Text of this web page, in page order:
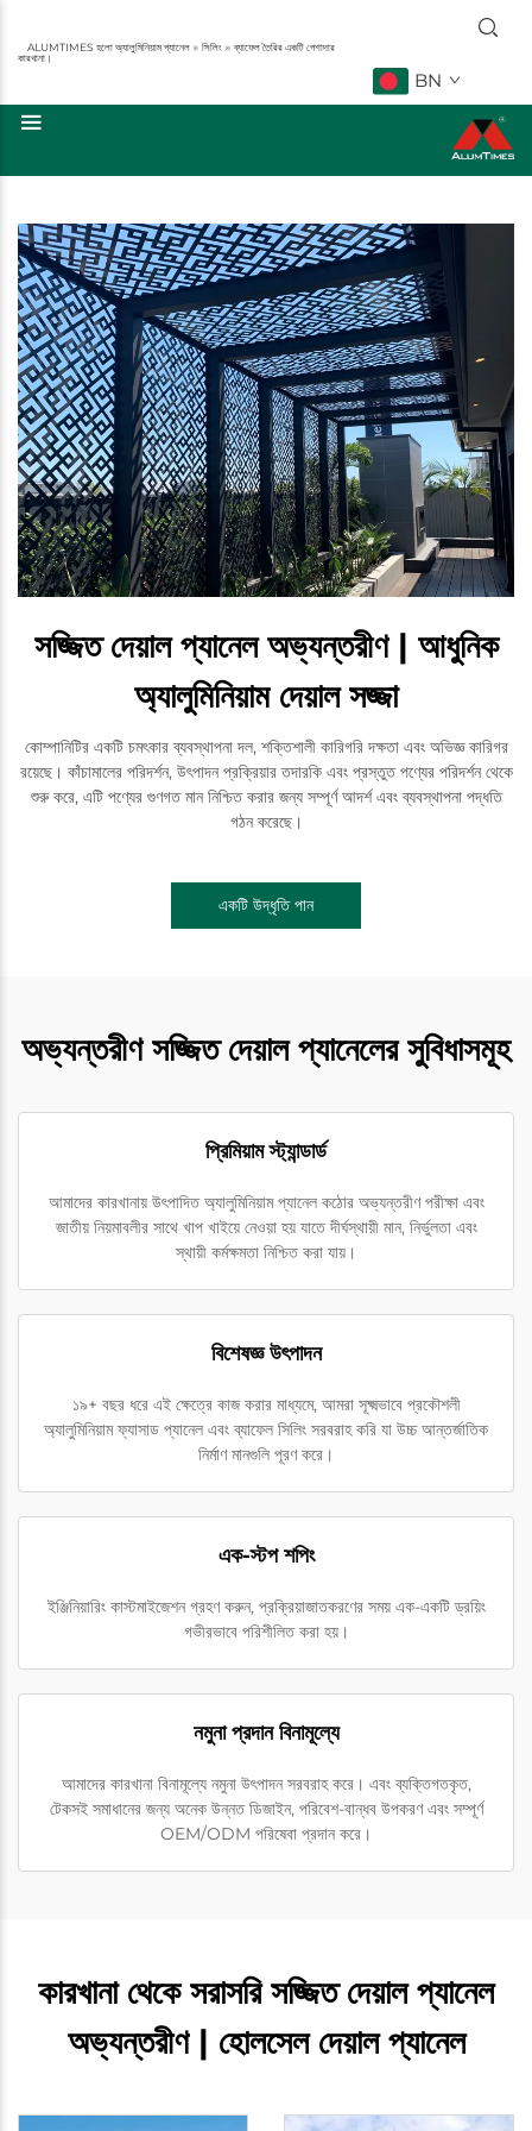
ALUMTIMES হলো অ্যালুমিনিয়াম প্যানেল ※ সিলিং ※ ব্যাফেল তৈরির একটি পেশাদার
কারখানা।
BN
সজ্জিত দেয়াল প্যানেল অভ্যন্তরীণ | আধুনিক
অ্যালুমিনিয়াম দেয়াল সজ্জা
কোম্পানিটির একটি চমৎকার ব্যবস্থাপনা দল, শক্তিশালী কারিগরি দক্ষতা এবং অভিজ্ঞ কারিগর
রয়েছে। কাঁচামালের পরিদর্শন, উৎপাদন প্রক্রিয়ার তদারকি এবং প্রস্তুত পণ্যের পরিদর্শন থেকে
শুরু করে, এটি পণ্যের গুণগত মান নিশ্চিত করার জন্য সম্পূর্ণ আদর্শ এবং ব্যবস্থাপনা পদ্ধতি
গঠন করেছে।
একটি উদ্ধৃতি পান
অভ্যন্তরীণ সজ্জিত দেয়াল প্যানেলের সুবিধাসমূহ
প্রিমিয়াম স্ট্যান্ডার্ড
আমাদের কারখানায় উৎপাদিত অ্যালুমিনিয়াম প্যানেল কঠোর অভ্যন্তরীণ পরীক্ষা এবং
জাতীয় নিয়মাবলীর সাথে খাপ খাইয়ে নেওয়া হয় যাতে দীর্ঘস্থায়ী মান, নির্ভুলতা এবং
স্থায়ী কর্মক্ষমতা নিশ্চিত করা যায়।
বিশেষজ্ঞ উৎপাদন
১৯+ বছর ধরে এই ক্ষেত্রে কাজ করার মাধ্যমে, আমরা সূক্ষ্মভাবে প্রকৌশলী
অ্যালুমিনিয়াম ফ্যাসাড প্যানেল এবং ব্যাফেল সিলিং সরবরাহ করি যা উচ্চ আন্তর্জাতিক
নির্মাণ মানগুলি পূরণ করে।
এক-স্টপ শপিং
ইঞ্জিনিয়ারিং কাস্টমাইজেশন গ্রহণ করুন, প্রক্রিয়াজাতকরণের সময় এক-একটি ড্রয়িং
গভীরভাবে পরিশীলিত করা হয়।
নমুনা প্রদান বিনামূল্যে
আমাদের কারখানা বিনামূল্যে নমুনা উৎপাদন সরবরাহ করে। এবং ব্যক্তিগতকৃত,
টেকসই সমাধানের জন্য অনেক উন্নত ডিজাইন, পরিবেশ-বান্ধব উপকরণ এবং সম্পূর্ণ
OEM/ODM পরিষেবা প্রদান করে।
কারখানা থেকে সরাসরি সজ্জিত দেয়াল প্যানেল
অভ্যন্তরীণ | হোলসেল দেয়াল প্যানেল